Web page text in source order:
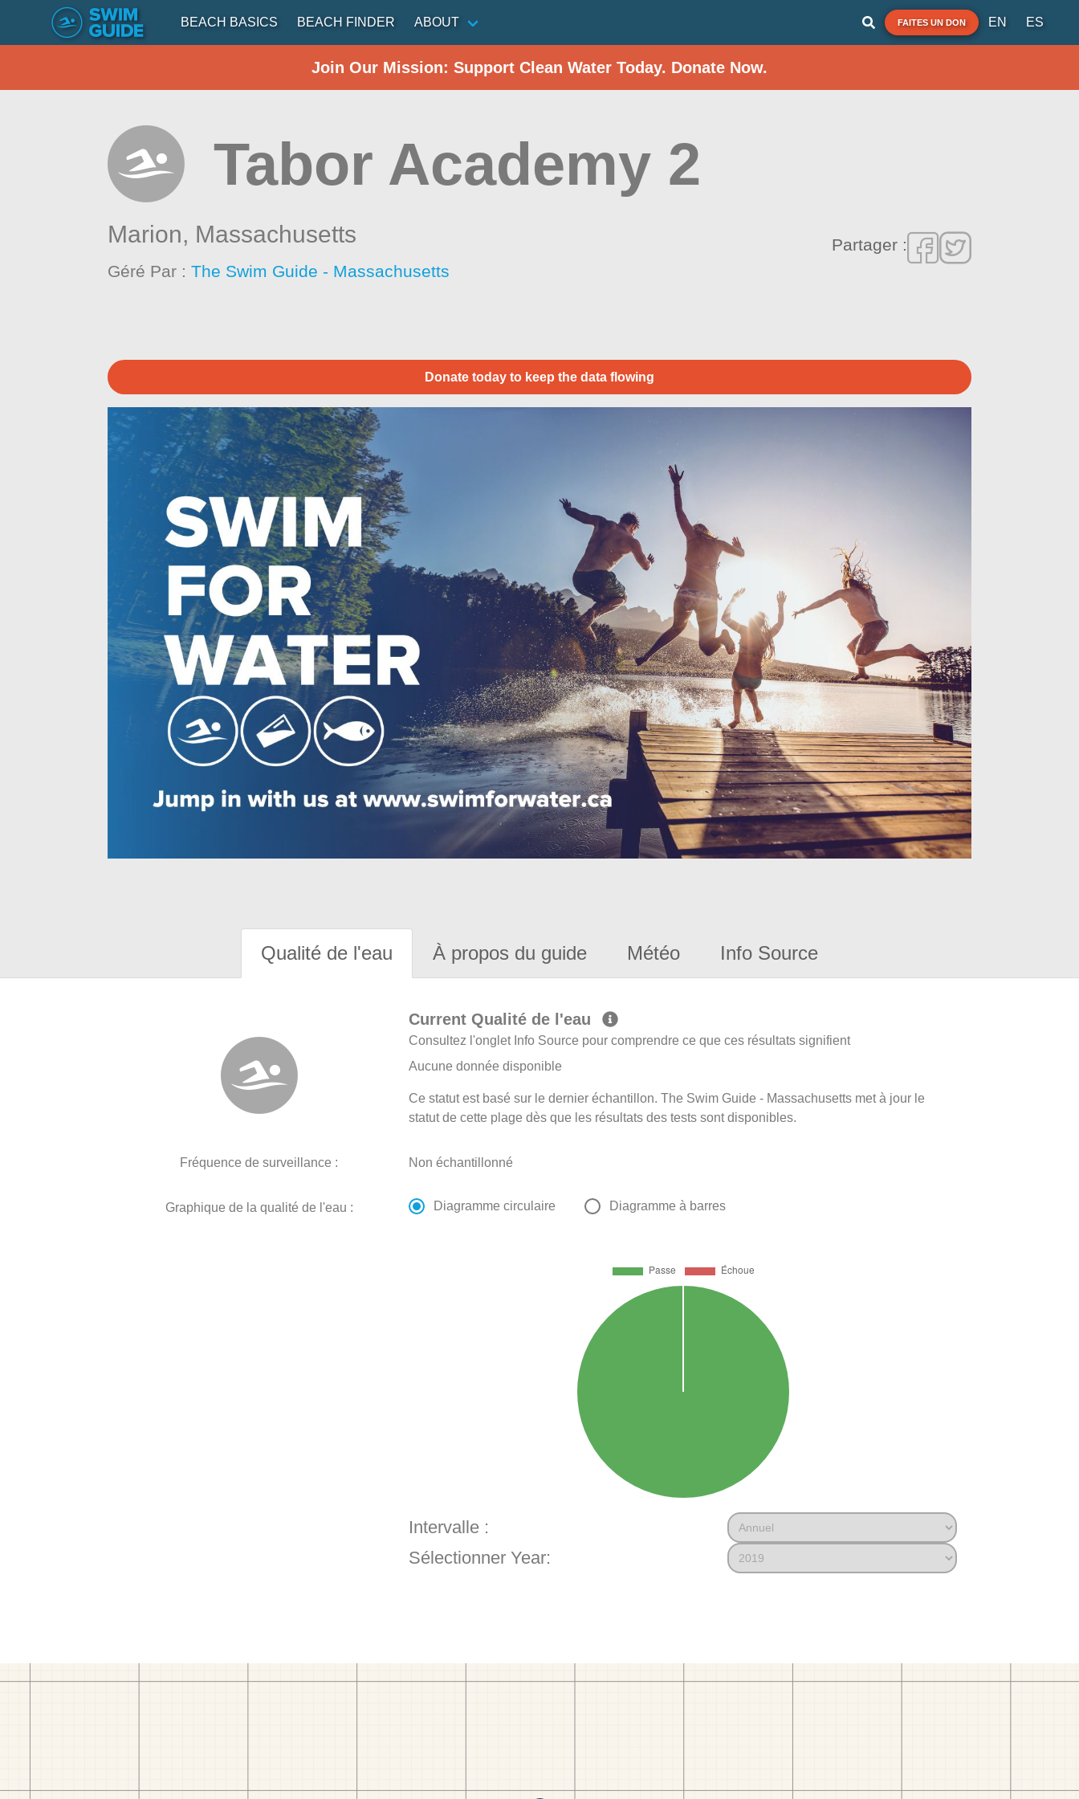
BEACH BASICS BEACH FINDER ABOUT FAITES UN DON EN ES
Join Our Mission: Support Clean Water Today. Donate Now.
Tabor Academy 2
Marion, Massachusetts
Géré Par :The Swim Guide - Massachusetts
Partager :
Donate today to keep the data flowing
Qualité de l'eau À propos du guide Météo Info Source
Current Qualité de l'eau
Consultez l'onglet Info Source pour comprendre ce que ces résultats signifient
Aucune donnée disponible
Ce statut est basé sur le dernier échantillon. The Swim Guide - Massachusetts met à jour le
statut de cette plage dès que les résultats des tests sont disponibles.
Fréquence de surveillance : Non échantillonné
Graphique de la qualité de l'eau : Diagramme circulaire Diagramme à barres
Intervalle :
Sélectionner Year: